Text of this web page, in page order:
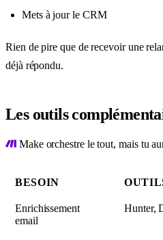
Mets à jour le CRM
Rien de pire que de recevoir une
déjà répondu.
Les outils
Make orchestre le tout, mais tu
BESOIN
Enrichissement
email
Hunter,